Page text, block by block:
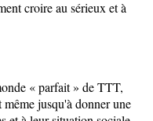
croire au sérieux et à
« parfait » de TTT,
jusqu'à donner une